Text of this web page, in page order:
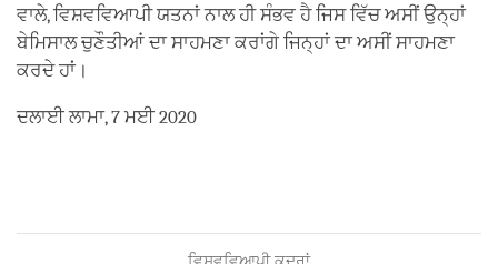
ਵਾਲੇ, ਵਿਸ਼ਵਵਿਆਪੀ ਯਤਨਾਂ ਨਾਲ ਹੀ ਸੰਭਵ ਹੈ ਜਿਸ ਵਿੱਚ ਅਸੀਂ ਉਨ੍ਹਾਂ
ਬੇਮਿਸਾਲ ਚੁਣੌਤੀਆਂ ਦਾ ਸਾਹਮਣਾ ਕਰਾਂਗੇ ਜਿਨ੍ਹਾਂ ਦਾ ਅਸੀਂ ਸਾਹਮਣਾ
ਕਰਦੇ ਹਾਂ।
ਦਲਾਈ ਲਾਮਾ, 7 ਮਈ 2020